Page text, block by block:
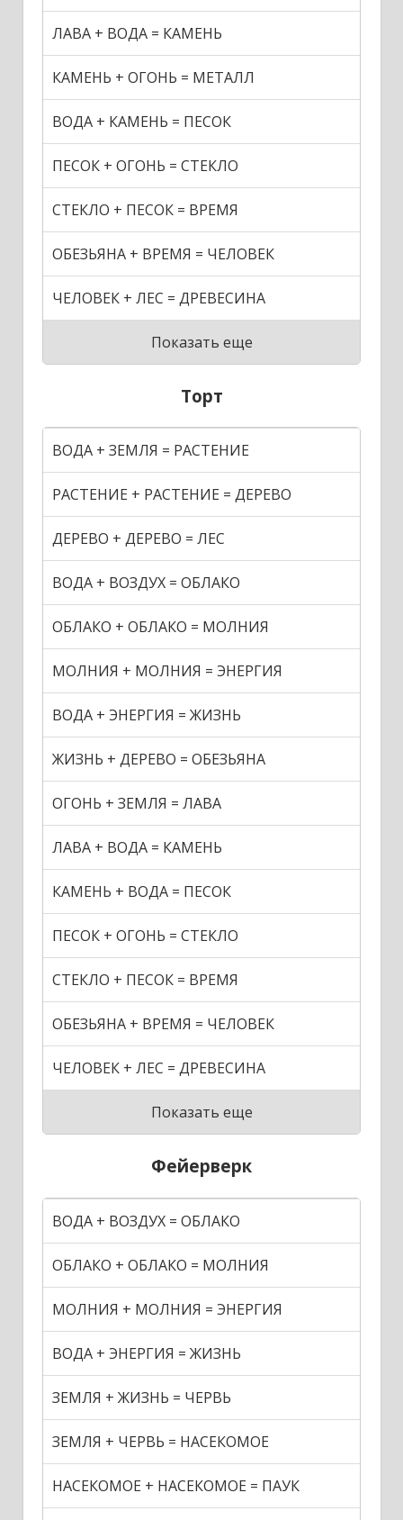
ЛАВА + ВОДА = КАМЕНЬ
КАМЕНЬ + ОГОНЬ = МЕТАЛЛ
ВОДА + КАМЕНЬ = ПЕСОК
ПЕСОК + ОГОНЬ = СТЕКЛО
СТЕКЛО + ПЕСОК = ВРЕМЯ
ОБЕЗЬЯНА + ВРЕМЯ = ЧЕЛОВЕК
ЧЕЛОВЕК + ЛЕС = ДРЕВЕСИНА
Показать еще
Торт
ВОДА + ЗЕМЛЯ = РАСТЕНИЕ
РАСТЕНИЕ + РАСТЕНИЕ = ДЕРЕВО
ДЕРЕВО + ДЕРЕВО = ЛЕС
ВОДА + ВОЗДУХ = ОБЛАКО
ОБЛАКО + ОБЛАКО = МОЛНИЯ
МОЛНИЯ + МОЛНИЯ = ЭНЕРГИЯ
ВОДА + ЭНЕРГИЯ = ЖИЗНЬ
ЖИЗНЬ + ДЕРЕВО = ОБЕЗЬЯНА
ОГОНЬ + ЗЕМЛЯ = ЛАВА
ЛАВА + ВОДА = КАМЕНЬ
КАМЕНЬ + ВОДА = ПЕСОК
ПЕСОК + ОГОНЬ = СТЕКЛО
СТЕКЛО + ПЕСОК = ВРЕМЯ
ОБЕЗЬЯНА + ВРЕМЯ = ЧЕЛОВЕК
ЧЕЛОВЕК + ЛЕС = ДРЕВЕСИНА
Показать еще
Фейерверк
ВОДА + ВОЗДУХ = ОБЛАКО
ОБЛАКО + ОБЛАКО = МОЛНИЯ
МОЛНИЯ + МОЛНИЯ = ЭНЕРГИЯ
ВОДА + ЭНЕРГИЯ = ЖИЗНЬ
ЗЕМЛЯ + ЖИЗНЬ = ЧЕРВЬ
ЗЕМЛЯ + ЧЕРВЬ = НАСЕКОМОЕ
НАСЕКОМОЕ + НАСЕКОМОЕ = ПАУК